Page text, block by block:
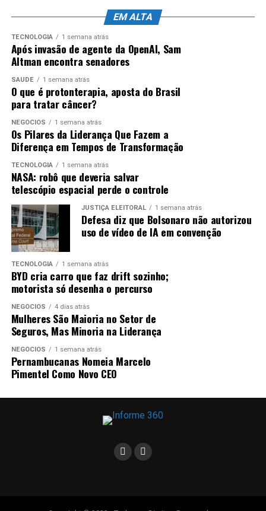
EM ALTA
TECNOLOGIA 1 semana atrás
Após invasão de agente da OpenAI, Sam
Altman encontra senadores
SAÚDE 1 semana atrás
O que é protonterapia, aposta do Brasil
para tratar câncer?
NEGÓCIOS 1 semana atrás
Os Pilares da Liderança Que Fazem a
Diferença em Tempos de Transformação
TECNOLOGIA 1 semana atrás
NASA: robô que deveria salvar
telescópio espacial perde o controle
JUSTIÇA ELEITORAL 1 semana atrás
Defesa diz que Bolsonaro não autorizou
uso de vídeo de IA em convenção
TECNOLOGIA 1 semana atrás
BYD cria carro que faz drift sozinho;
motorista só desenha o percurso
NEGÓCIOS 4 dias atrás
Mulheres São Maioria no Setor de
Seguros, Mas Minoria na Liderança
NEGÓCIOS 1 semana atrás
Pernambucanas Nomeia Marcelo
Pimentel Como Novo CEO